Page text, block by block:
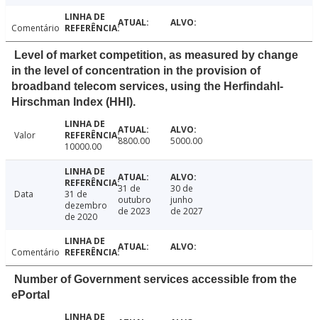
Comentário
Level of market competition, as measured by change
in the level of concentration in the provision of
broadband telecom services, using the Herfindahl-
Hirschman Index (HHI).
Valor
10000.00
8800.00 5000.00
Data
31 de
dezembro
de 2020
31 de
outubro
de 2023
30 de
junho
de 2027
Comentário
Number of Government services accessible from the
ePortal